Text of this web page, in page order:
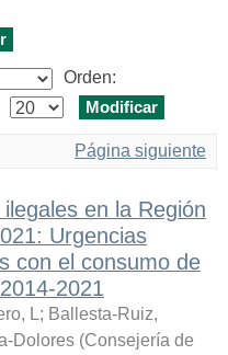
Orden:
Página siguiente
en la Región
Urgencias
con el consumo de
2021
L; Ballesta-Ruiz,
Dolores (Consejería de